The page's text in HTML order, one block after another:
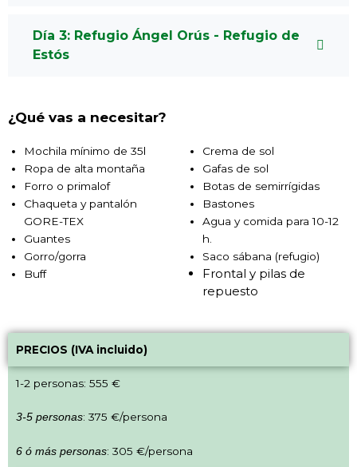
Día 3: Refugio Ángel Orús - Refugio de
Estós
¿Qué vas a necesitar?
Mochila mínimo de 35l
Ropa de alta montaña
Forro o primalof
Chaqueta y pantalón
GORE-TEX
Guantes
Gorro/gorra
Buff
Crema de sol
Gafas de sol
Botas de semirrígidas
Bastones
Agua y comida para 10-12
h.
Saco sábana (refugio)
Frontal y pilas de
repuesto
PRECIOS (IVA incluido)
1-2 personas: 555 €
3-5 personas: 375 €/persona
6 ó más personas: 305 €/persona